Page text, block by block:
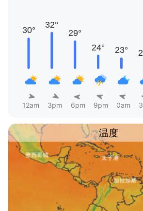
12am 3pm 6pm 9pm 0am
温度